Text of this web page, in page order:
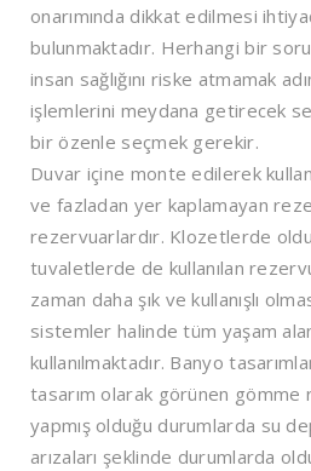
onarımında dikkat edilmesi
bulunmaktadır. Herhangi bir
insan sağlığını riske atmamak
işlemlerini meydana getirecek
bir özenle seçmek gerekir.
Duvar içine monte edilerek
ve fazladan yer kaplamayan
rezervuarlardır. Klozetlerde
tuvaletlerde de kullanılan
zaman daha şık ve kullanışlı
sistemler halinde tüm yaşam
kullanılmaktadır. Banyo
tasarım olarak görünen gömme
yapmış olduğu durumlarda su
arızaları şeklinde durumlarda